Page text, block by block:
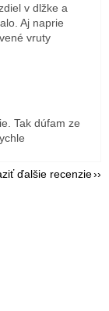
v dlžke a
Aj naprie
vruty
Tak dúfam ze
ďalšie recenzie